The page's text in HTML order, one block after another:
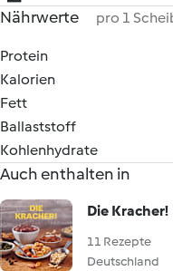
Nährwerte pro 1
Protein
Kalorien
Fett
Ballaststoff
Kohlenhydrate
Auch enthalten in
Die Kracher!
11 Rezepte
Deutschland